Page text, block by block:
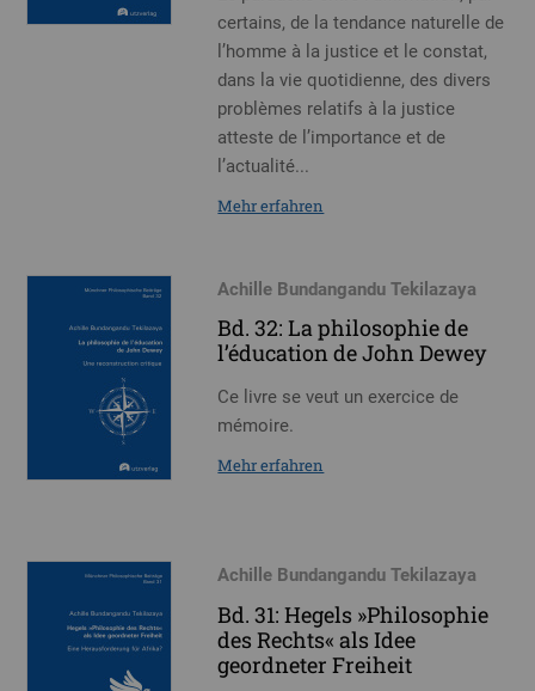
certains, de la tendance naturelle de
l’homme à la justice et le constat,
dans la vie quotidienne, des divers
problèmes relatifs à la justice
atteste de l’importance et de
l’actualité...
Mehr erfahren
Achille Bundangandu Tekilazaya
Bd. 32: La philosophie de
l’éducation de John Dewey
Ce livre se veut un exercice de
mémoire.
Mehr erfahren
Achille Bundangandu Tekilazaya
Bd. 31: Hegels »Philosophie
des Rechts« als Idee
geordneter Freiheit